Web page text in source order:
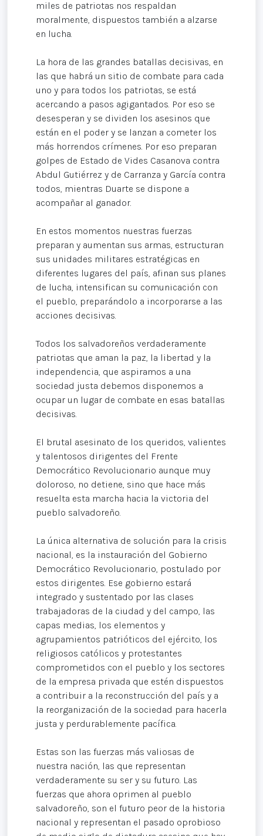
miles de patriotas nos respaldan
moralmente, dispuestos también a alzarse
en lucha.
La hora de las grandes batallas decisivas, en
las que habrá un sitio de combate para cada
uno y para todos los patriotas, se está
acercando a pasos agigantados. Por eso se
desesperan y se dividen los asesinos que
están en el poder y se lanzan a cometer los
más horrendos crímenes. Por eso preparan
golpes de Estado de Vides Casanova contra
Abdul Gutiérrez y de Carranza y García contra
todos, mientras Duarte se dispone a
acompañar al ganador.
En estos momentos nuestras fuerzas
preparan y aumentan sus armas, estructuran
sus unidades militares estratégicas en
diferentes lugares del país, afinan sus planes
de lucha, intensifican su comunicación con
el pueblo, preparándolo a incorporarse a las
acciones decisivas.
Todos los salvadoreños verdaderamente
patriotas que aman la paz, la libertad y la
independencia, que aspiramos a una
sociedad justa debemos disponemos a
ocupar un lugar de combate en esas batallas
decisivas.
El brutal asesinato de los queridos, valientes
y talentosos dirigentes del Frente
Democrático Revolucionario aunque muy
doloroso, no detiene, sino que hace más
resuelta esta marcha hacia la victoria del
pueblo salvadoreño.
La única alternativa de solución para la crisis
nacional, es la instauración del Gobierno
Democrático Revolucionario, postulado por
estos dirigentes. Ese gobierno estará
integrado y sustentado por las clases
trabajadoras de la ciudad y del campo, las
capas medias, los elementos y
agrupamientos patrióticos del ejército, los
religiosos católicos y protestantes
comprometidos con el pueblo y los sectores
de la empresa privada que estén dispuestos
a contribuir a la reconstrucción del país y a
la reorganización de la sociedad para hacerla
justa y perdurablemente pacífica.
Estas son las fuerzas más valiosas de
nuestra nación, las que representan
verdaderamente su ser y su futuro. Las
fuerzas que ahora oprimen al pueblo
salvadoreño, son el futuro peor de la historia
nacional y representan el pasado oprobioso